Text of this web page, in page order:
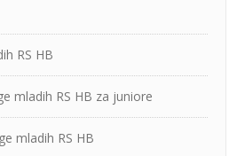
RS HB
mladih RS HB za juniore
mladih RS HB